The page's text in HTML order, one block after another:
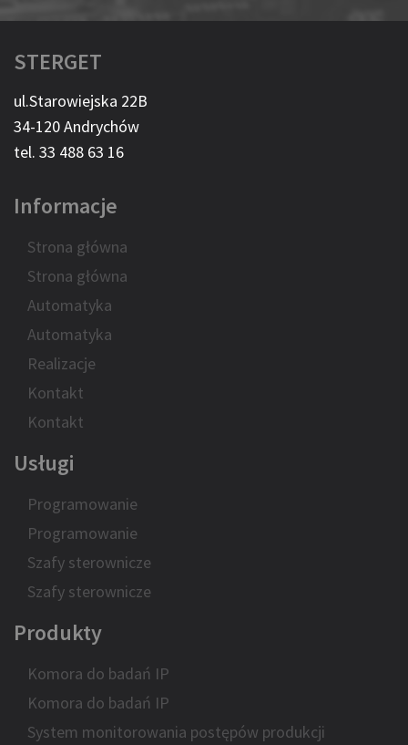
STERGET
ul.Starowiejska 22B
34-120 Andrychów
tel. 33 488 63 16
Informacje
Strona główna
Strona główna
Automatyka
Automatyka
Realizacje
Kontakt
Kontakt
Usługi
Programowanie
Programowanie
Szafy sterownicze
Szafy sterownicze
Produkty
Komora do badań IP
Komora do badań IP
System monitorowania postępów produkcji